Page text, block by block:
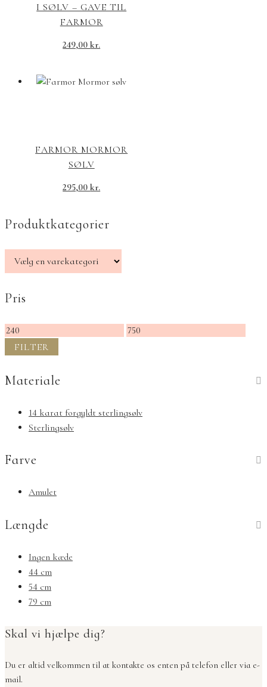
I SØLV – GAVE TIL
FARMOR
249,00kr.
FARMOR MORMOR
SØLV
295,00kr.
Produktkategorier
Pris
Mindste
pris
Højeste
FILTER
Materiale
14 karat forgyldt sterlingsølv
Sterlingsølv
Farve
Amulet
Længde
Ingen kæde
44 cm
54 cm
79 cm
Skal vi hjælpe dig?
Du er altid velkommen til at kontakte os enten på telefon eller via e-
mail.